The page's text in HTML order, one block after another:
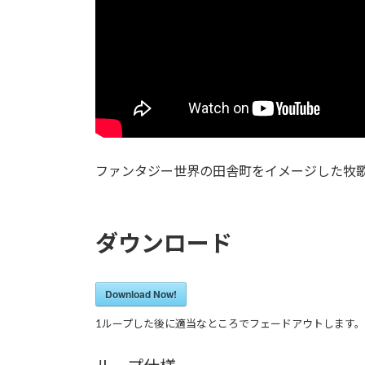
ファンタジー世界の田舎町をイメージした牧
ダウンロード
Download Now!
1ループした後に適当なところでフェードアウトします。